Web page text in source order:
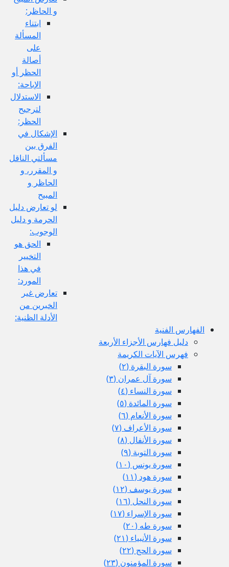
و الحاظر:
ابتناء
المسألة
الحظر أو
الإباحة:
الاستدلال
لترجيح
الحظر:
الإشكال في
الفرق بين
مسألتي الناقل
و المقرر، و
الحاظر و
لو تعارض دليل
الحرمة و دليل
الوجوب:
الحق هو
في هذا
المورد:
تعارض غير
الخبرين من
الأدلة الظنية:
الفهارس الفنية
دليل فهارس الأجزاء الأربعة
فهرس الآيات الكريمة
سورة البقرة (٢)
سورة آل عمران (٣)
سورة النساء (٤)
سورة المائدة (٥)
سورة الأنعام (٦)
سورة الأعراف (٧)
سورة الأنفال (٨)
سورة التوبة (٩)
سورة يونس (١٠)
سورة هود (١١)
سورة يوسف (١٢)
سورة النحل (١٦)
سورة الإسراء (١٧)
سورة طه (٢٠)
سورة الأنبياء (٢١)
سورة الحج (٢٢)
سورة المؤمنون (٢٣)